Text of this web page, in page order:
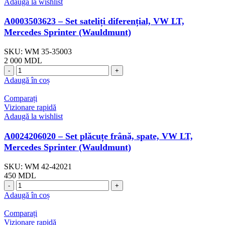
A0003503623 – Set sateliți diferențial, VW LT,
Mercedes Sprinter (Wauldmunt)
SKU: WM 35-35003
2 000 MDL
Cantitate
A0003503623
Set
sateliți
diferențial,
VW
LT,
Mercedes
Sprinter
Adaugă în coș
Comparați
Vizionare rapidă
Adaugă la wishlist
A0024206020 – Set plăcuțe frână, spate, VW LT,
Mercedes Sprinter (Wauldmunt)
SKU: WM 42-42021
450 MDL
Cantitate
A0024206020
Set
plăcuțe
Adaugă în coș
Comparați
Vizionare rapidă